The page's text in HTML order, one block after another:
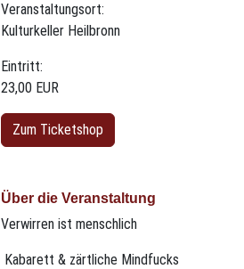
Veranstaltungsort:
Kulturkeller Heilbronn
Eintritt:
23,00 EUR
Zum Ticketshop
Über die Veranstaltung
Verwirren ist menschlich
Kabarett & zärtliche Mindfucks